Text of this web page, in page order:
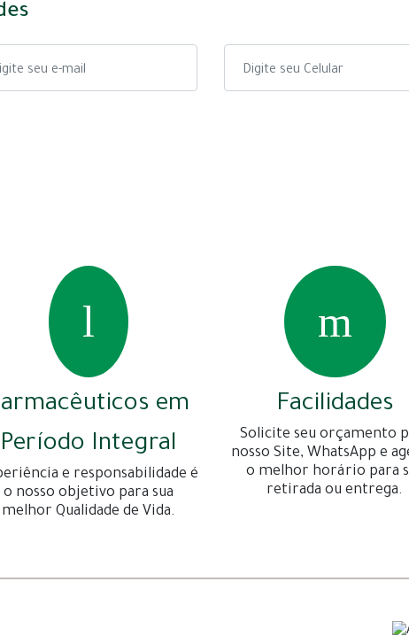
em
Período Integral
e responsabilidade é
o nosso objetivo para sua
melhor Qualidade de Vida.
Facilidades
Solicite seu orçamento
nosso Site, WhatsApp e
o melhor horário para
retirada ou entrega.